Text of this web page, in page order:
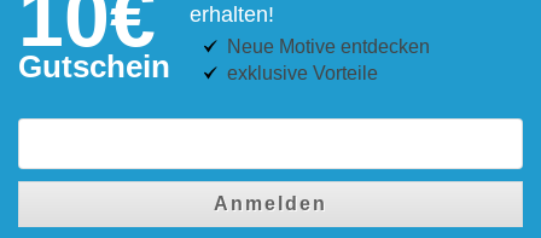
Gutschein
erhalten!
Neue Motive entdecken
exklusive Vorteile
Anmelden